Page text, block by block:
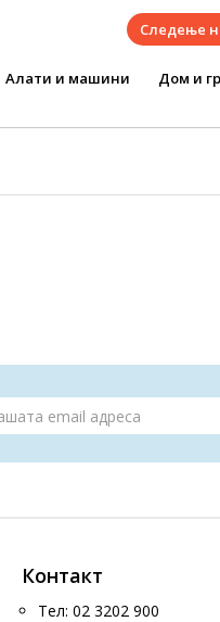
Следење
Алати и машини Дом и
Контакт
Тел: 02 3202 900